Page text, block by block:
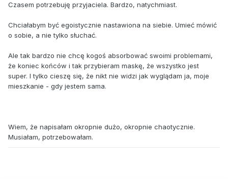
Czasem potrzebuję przyjaciela. Bardzo, natychmiast.
Chciałabym być egoistycznie nastawiona na siebie. Umieć mówić
o sobie, a nie tylko słuchać.
Ale tak bardzo nie chcę kogoś absorbować swoimi problemami,
że koniec końców i tak przybieram maskę, że wszystko jest
super. I tylko cieszę się, że nikt nie widzi jak wyglądam ja, moje
mieszkanie - gdy jestem sama.
Wiem, że napisałam okropnie dużo, okropnie chaotycznie.
Musiałam, potrzebowałam.